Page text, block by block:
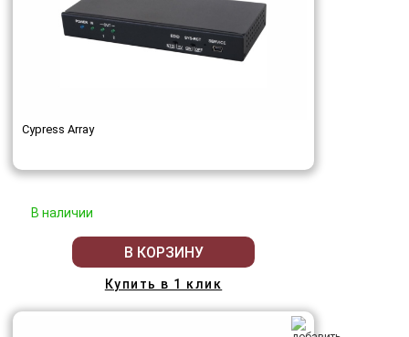
Cypress Array
В наличии
В КОРЗИНУ
Купить в 1 клик